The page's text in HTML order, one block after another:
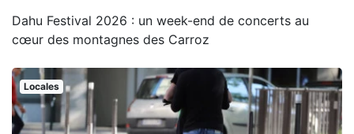
Dahu Festival 2026 : un week-end de concerts au
cœur des montagnes des Carroz
Locales